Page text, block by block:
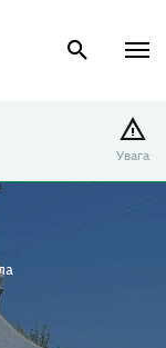
Увага